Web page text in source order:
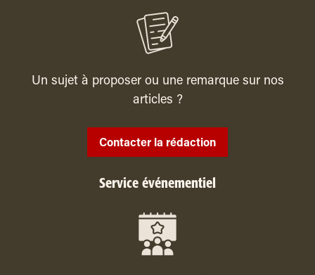
Un sujet à proposer ou une remarque sur nos
articles ?
Contacter la rédaction
Service événementiel